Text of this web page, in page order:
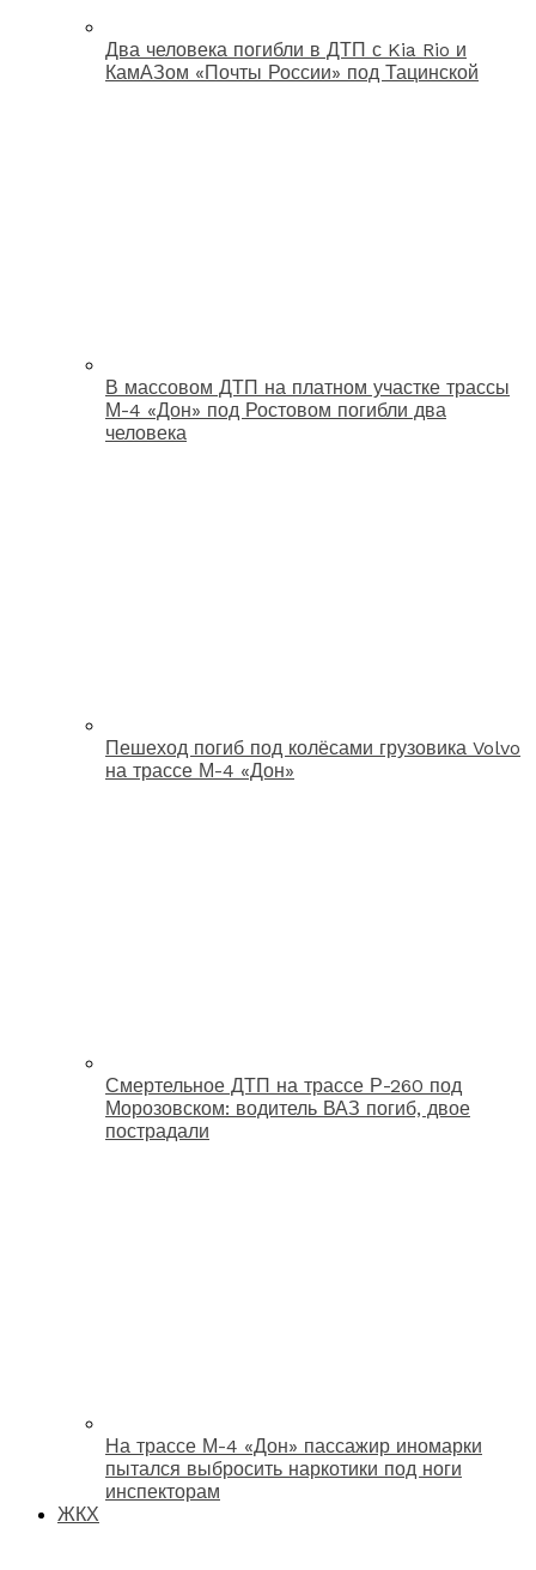
Два человека погибли в ДТП с Kia Rio и
КамАЗом «Почты России» под Тацинской
В массовом ДТП на платном участке трассы
М-4 «Дон» под Ростовом погибли два
человека
Пешеход погиб под колёсами грузовика Volvo
на трассе М-4 «Дон»
Смертельное ДТП на трассе Р-260 под
Морозовском: водитель ВАЗ погиб, двое
пострадали
На трассе М-4 «Дон» пассажир иномарки
пытался выбросить наркотики под ноги
инспекторам
ЖКХ